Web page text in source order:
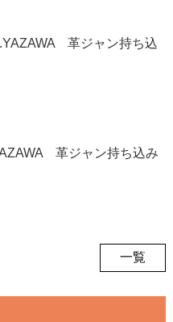
革ジャン持ち込
革ジャン持ち込み
一覧